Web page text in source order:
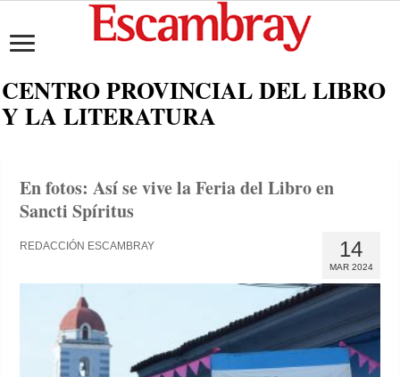
CENTRO PROVINCIAL DEL LIBRO
Y LA LITERATURA
En fotos: Así se vive la Feria del Libro en
Sancti Spíritus
14
MAR 2024
REDACCIÓN ESCAMBRAY